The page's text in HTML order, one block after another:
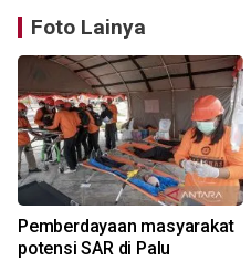
Foto Lainya
Pemberdayaan masyarakat
potensi SAR di Palu